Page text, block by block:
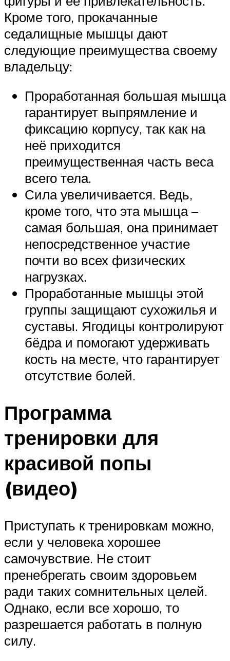
Кроме того, прокачанные
седалищные мышцы дают
следующие преимущества своему
владельцу:
Проработанная большая мышца
гарантирует выпрямление и
фиксацию корпусу, так как на
неё приходится
преимущественная часть веса
всего тела.
Сила увеличивается. Ведь,
кроме того, что эта мышца –
самая большая, она принимает
непосредственное участие
почти во всех физических
нагрузках.
Проработанные мышцы этой
группы защищают сухожилья и
суставы. Ягодицы контролируют
бёдра и помогают удерживать
кость на месте, что гарантирует
отсутствие болей.
Программа
тренировки для
красивой попы
(видео)
Приступать к тренировкам можно,
если у человека хорошее
самочувствие. Не стоит
пренебрегать своим здоровьем
ради таких сомнительных целей.
Однако, если все хорошо, то
разрешается работать в полную
силу.